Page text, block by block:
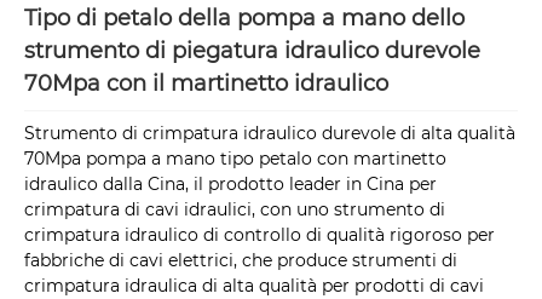
Tipo di petalo della pompa a mano dello
strumento di piegatura idraulico durevole
70Mpa con il martinetto idraulico
Strumento di crimpatura idraulico durevole di alta qualità
70Mpa pompa a mano tipo petalo con martinetto
idraulico dalla Cina, il prodotto leader in Cina per
crimpatura di cavi idraulici, con uno strumento di
crimpatura idraulico di controllo di qualità rigoroso per
fabbriche di cavi elettrici, che produce strumenti di
crimpatura idraulica di alta qualità per prodotti di cavi